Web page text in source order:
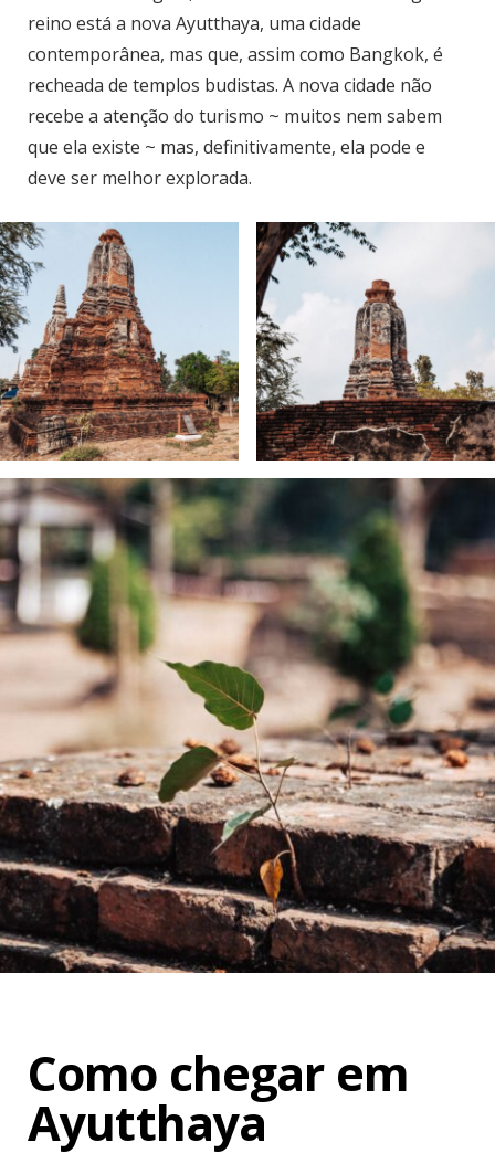
reino está a nova Ayutthaya, uma cidade
contemporânea, mas que, assim como Bangkok, é
recheada de templos budistas. A nova cidade não
recebe a atenção do turismo ~ muitos nem sabem
que ela existe ~ mas, definitivamente, ela pode e
deve ser melhor explorada.
Como chegar em
Ayutthaya